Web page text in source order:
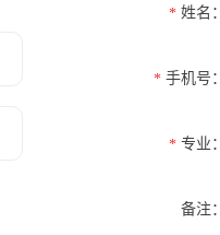
* 姓名：
* 手机号：
* 专业：
备注：